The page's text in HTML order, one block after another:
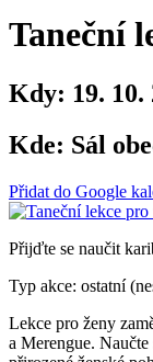
Taneční
Kdy: 19. 10.
Kde: Sál
Přidat do Google
Přijďte se naučit
Typ akce: ostatní
Lekce pro ženy
a Merengue.